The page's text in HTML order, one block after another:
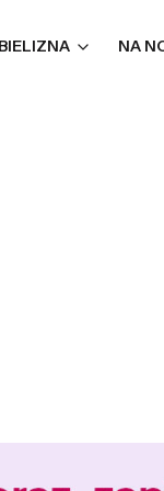
BIELIZNA NA